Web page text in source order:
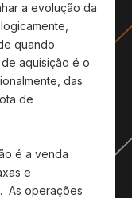
a evolução da
quando
aquisição é o
das
de
é a venda
e
As operações